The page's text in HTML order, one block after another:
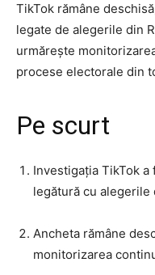
TikTok rămâne
legate de alegerile din
urmărește
procese electorale din
Pe scurt
Investigația TikTok
legătură cu alegerile
Ancheta rămâne
monitorizarea